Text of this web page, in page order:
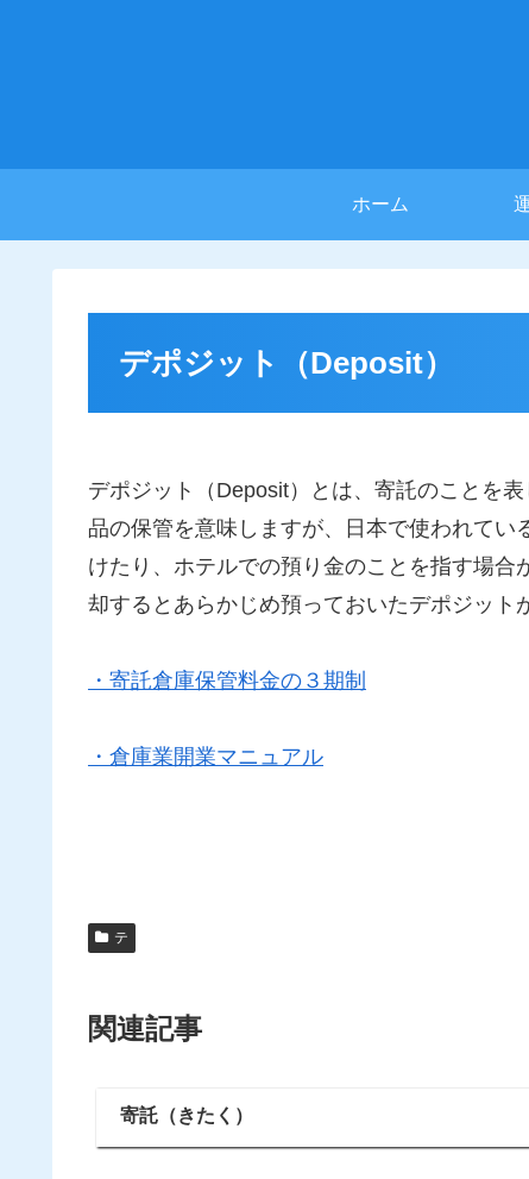
ホーム
デポジット（Deposit）
デポジット（Deposit）とは、寄託のことを
品の保管を意味しますが、日本で使われて
けたり、ホテルでの預り金のことを指す場
却するとあらかじめ預っておいたデポジット
・寄託倉庫保管料金の３期制
・倉庫業開業マニュアル
テ
関連記事
寄託（きたく）